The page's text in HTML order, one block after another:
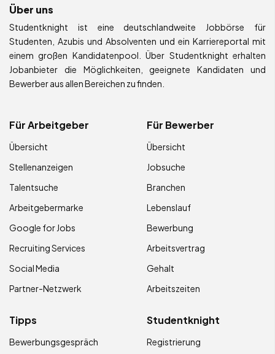
Über uns
Studentknight ist eine deutschlandweite Jobbörse für
Studenten, Azubis und Absolventen und ein Karriereportal mit
einem großen Kandidatenpool. Über Studentknight erhalten
Jobanbieter die Möglichkeiten, geeignete Kandidaten und
Bewerber aus allen Bereichen zu finden.
Für Arbeitgeber
Übersicht
Stellenanzeigen
Talentsuche
Arbeitgebermarke
Google for Jobs
Recruiting Services
Social Media
Partner-Netzwerk
Für Bewerber
Übersicht
Jobsuche
Branchen
Lebenslauf
Bewerbung
Arbeitsvertrag
Gehalt
Arbeitszeiten
Tipps
Bewerbungsgespräch
Studentknight
Registrierung